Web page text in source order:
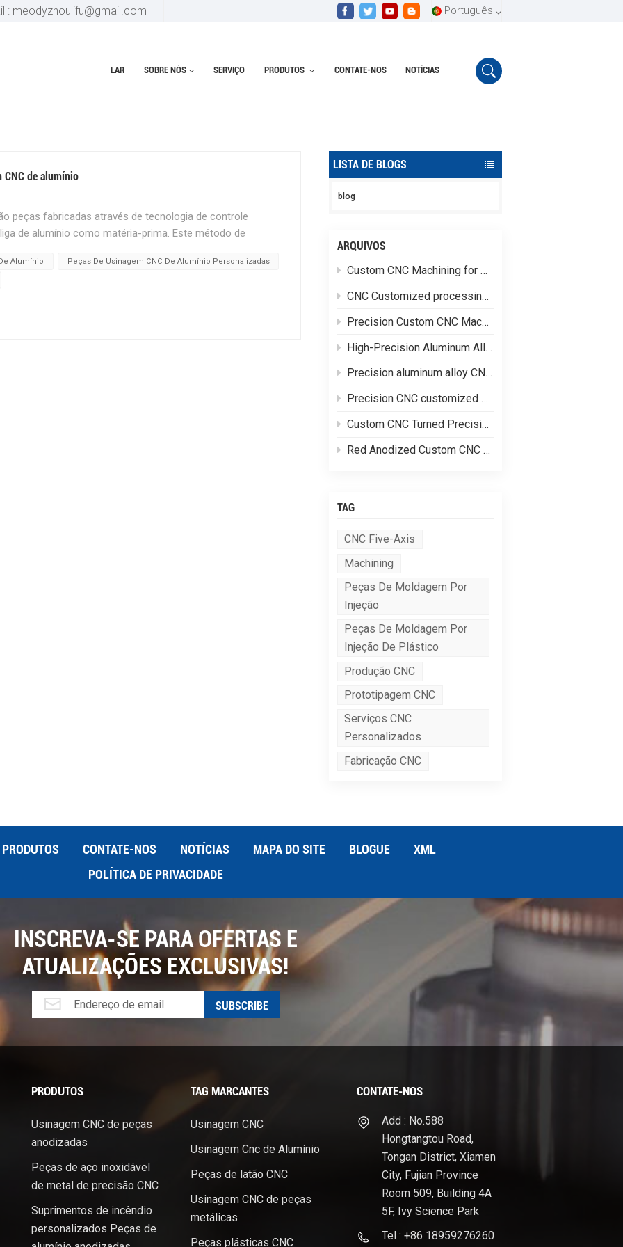
: meodyzhoulifu@gmail.com Português
English
LAR SOBRE NÓS SERVIÇO PRODUTOS CONTATE-NOS NOTÍCIAS
ALUMÍNIO OEM
LISTA DE BLOGS
blog
ARQUIVOS
Custom CNC Machining for Special-Shaped Aluminum Alloy Brackets
CNC Customized processing of high-quality Special-shaped aluminum alloy parts
Precision Custom CNC Machining of Stainless Steel Flange Shaft Heads
High-Precision Aluminum Alloy CNC Custom Machining
Precision aluminum alloy CNC customized processing of shell parts
Precision CNC customized processing of aluminum alloy parts
Custom CNC Turned Precision Brass Machining Components
Red Anodized Custom CNC Machined Aluminum Structural Components
TAG
CNC Five-Axis
Machining
Peças De Moldagem Por
Injeção
Peças De Moldagem Por
Injeção De Plástico
Produção CNC
Prototipagem CNC
Serviços CNC
Personalizados
Fabricação CNC
CNC de alumínio
peças fabricadas através de tecnologia de controle
de alumínio como matéria-prima. Este método de
liga de alumínio é uma escolha de material comum no
relação resistência-peso e boa resistência à corrosão. A
peças de aeronaves, como estruturas de fuselagem,
de sistemas de controle de vôo. Através da usinagem
Alumínio Peças De Usinagem CNC De Alumínio Personalizadas
PRODUTOS CONTATE-NOS NOTÍCIAS MAPA DO SITE BLOGUE
XML
POLÍTICA DE PRIVACIDADE
INSCREVA-SE PARA OFERTAS E
ATUALIZAÇÕES EXCLUSIVAS!
PRODUTOS
Usinagem CNC de peças
anodizadas
Peças de aço inoxidável
de metal de precisão CNC
Suprimentos de incêndio
personalizados Peças de
TAG MARCANTES
Usinagem CNC
Usinagem Cnc de Alumínio
Peças de latão CNC
Usinagem CNC de peças
metálicas
Peças plásticas CNC
CONTATE-NOS
Add : No.588
Hongtangtou Road,
Tongan District, Xiamen
City, Fujian Province
Room 509, Building 4A
5F, Ivy Science Park
Tel : +86 18959276260